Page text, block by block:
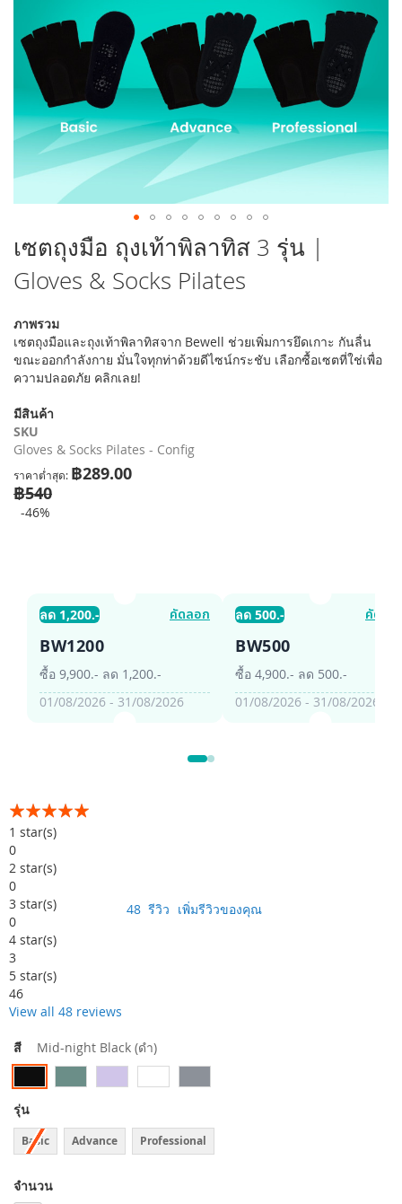
ข้าม
ไป
ที่
ส่วน
ต้น
ของ
แกล
เลอ
รูปภาพ
เซตถุงมือ ถุงเท้าพิลาทิส 3 รุ่น |
Gloves & Socks Pilates
ภาพรวม
เซตถุงมือและถุงเท้าพิลาทิสจาก Bewell ช่วยเพิ่มการยึดเกาะ กันลื่น
ขณะออกกำลังกาย มั่นใจทุกท่าด้วยดีไซน์กระชับ เลือกซื้อเซตที่ใช่เพื่อ
ความปลอดภัย คลิกเลย!
มีสินค้า
SKU
Gloves & Socks Pilates - Config
ราคาต่ำสุด ฿289.00
฿540
-46%
ลด 1,200.- คัดลอก
BW1200
ซื้อ 9,900.- ลด 1,200.-
01/08/2026 - 31/08/2026
ลด 500.- คัดลอ
BW500
ซื้อ 4,900.- ลด 500.-
01/08/2026 - 31/08/2026
อันดับ:
99% of100
1 star(s)
0
2 star(s)
0
3 star(s)
0
4 star(s)
3
5 star(s)
46
View all 48 reviews
48 รีวิว เพิ่มรีวิวของคุณ
สี Mid-night Black (ดำ)
รุ่น
Basic Advance Professional
จำนวน